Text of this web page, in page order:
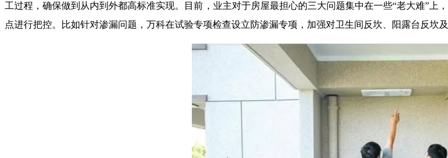
工过程，确保做到从内到外都高标准实现。目前，业主对于房屋最担心的三大问题集中在一些“老大难”
点进行把控。比如针对渗漏问题，万科在试验专项检查设立防渗漏专项，加强对卫生间反坎、阳露台反坎